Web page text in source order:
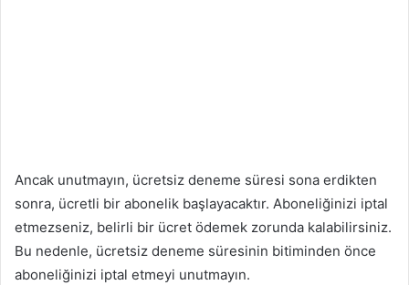
Ancak unutmayın, ücretsiz deneme süresi sona erdikten
sonra, ücretli bir abonelik başlayacaktır. Aboneliğinizi iptal
etmezseniz, belirli bir ücret ödemek zorunda kalabilirsiniz.
Bu nedenle, ücretsiz deneme süresinin bitiminden önce
aboneliğinizi iptal etmeyi unutmayın.